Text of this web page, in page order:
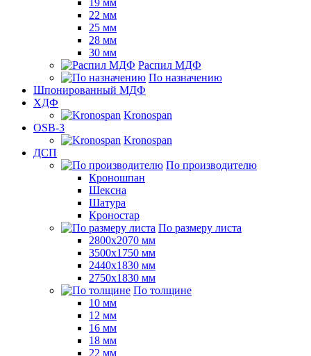
22 мм
25 мм
28 мм
30 мм
Распил МДФ
По назначению
Шпонированный МДФ
ХДФ
Kronospan
OSB-3
Kronospan
ДСП
По производителю
Кроношпан
Шексна
Шатура
Кроностар
По размеру листа
2800х2070 мм
3500х1750 мм
2440х1830 мм
2750х1830 мм
По толщине
10 мм
12 мм
16 мм
18 мм
22 мм